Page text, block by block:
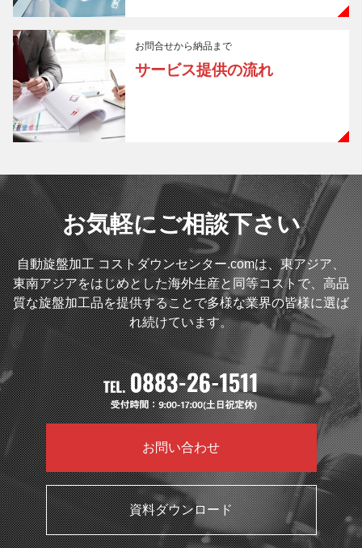
お問合せから納品まで
サービス提供の流れ
お気軽にご相談下さい
自動旋盤加工 コストダウンセンター.comは、東アジア、
東南アジアをはじめとした海外生産と同等コストで、高品
質な旋盤加工品を提供することで多様な業界の皆様に選ば
れ続けています。
お問い合わせ
資料ダウンロード